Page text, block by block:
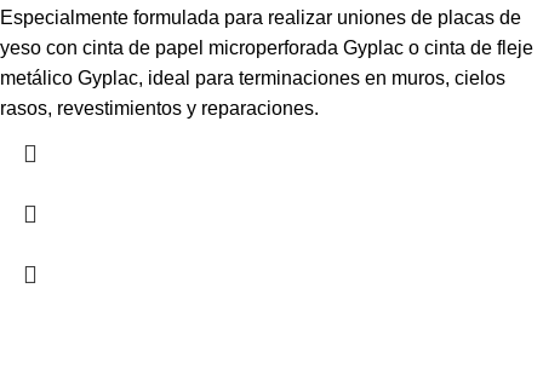
Especialmente formulada para realizar uniones de placas de
yeso con cinta de papel microperforada Gyplac o cinta de fleje
metálico Gyplac, ideal para terminaciones en muros, cielos
rasos, revestimientos y reparaciones.